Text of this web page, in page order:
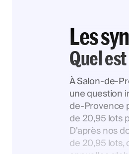
Les
Quel
À Salon-de-
une question
de-Provence
de 20,95 lots
D'après nos
de 20,95 lots,